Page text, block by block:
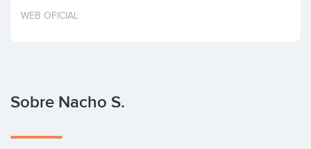
Invertir
WEB OFICIAL
Sobre Nacho S.